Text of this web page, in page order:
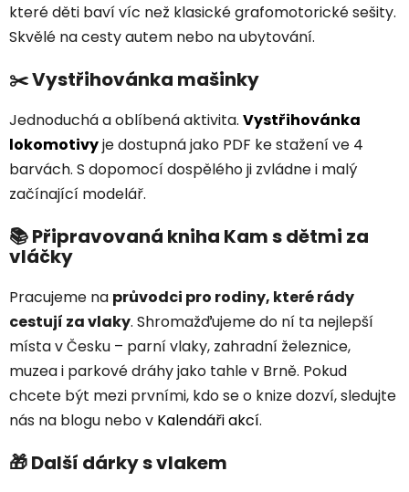
které děti baví víc než klasické grafomotorické sešity.
Skvělé na cesty autem nebo na ubytování.
✂️ Vystřihovánka mašinky
Jednoduchá a oblíbená aktivita. Vystřihovánka
lokomotivyje dostupná jako PDF ke stažení ve 4
barvách. S dopomocí dospělého ji zvládne i malý
začínající modelář.
📚 Připravovaná kniha Kam s dětmi za
vláčky
Pracujeme na průvodci pro rodiny, které rády
cestují za vlaky. Shromažďujeme do ní ta nejlepší
místa v Česku – parní vlaky, zahradní železnice,
muzea i parkové dráhy jako tahle v Brně. Pokud
chcete být mezi prvními, kdo se o knize dozví, sledujte
nás na blogu nebo v Kalendáři akcí.
🎁 Další dárky s vlakem